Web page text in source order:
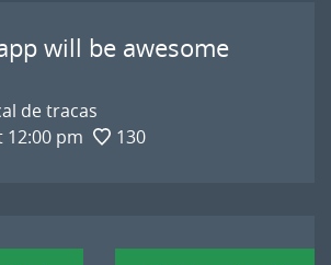
will be awesome
de tracas
12:00 pm
130